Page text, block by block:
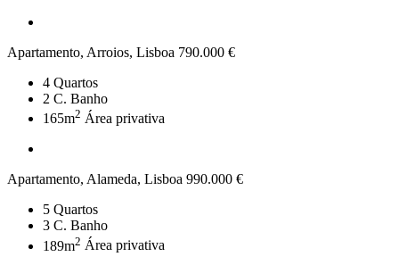
Apartamento, Arroios, Lisboa 790.000 €
4 Quartos
2 C. Banho
165m2 Área privativa
Apartamento, Alameda, Lisboa 990.000 €
5 Quartos
3 C. Banho
189m2 Área privativa